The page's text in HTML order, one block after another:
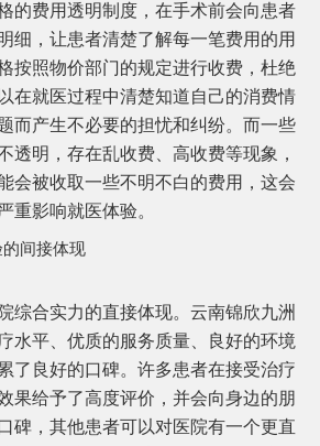
的费用透明制度，在手术前会向患者
细，让患者清楚了解每一笔费用的用
按照物价部门的规定进行收费，杜绝
在就医过程中清楚知道自己的消费情
而产生不必要的担忧和纠纷。而一些
透明，存在乱收费、高收费等现象，
会被收取一些不明不白的费用，这会
重影响就医体验。
间接体现
综合实力的直接体现。云南锦欣九洲
水平、优质的服务质量、良好的环境
了良好的口碑。许多患者在接受治疗
果给予了高度评价，并会向身边的朋
碑，其他患者可以对医院有一个更直